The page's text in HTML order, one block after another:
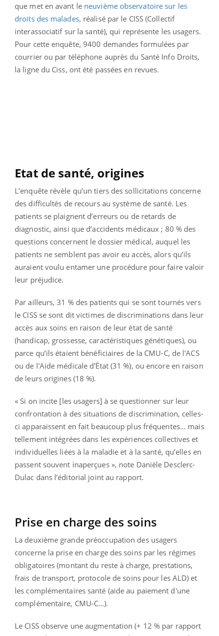
que met en avant le neuvième observatoire sur les
droits des malades, réalisé par le CISS (Collectif
interassociatif sur la santé), qui représente les usagers.
Pour cette enquête, 9400 demandes formulées par
courrier ou par téléphone auprès du Santé Info Droits,
la ligne du Ciss, ont été passées en revues.
Etat de santé, origines
L’enquête révèle qu’un tiers des sollicitations concerne
des difficultés de recours au système de santé. Les
patients se plaignent d’erreurs ou de retards de
diagnostic, ainsi que d’accidents médicaux ; 80 % des
questions concernent le dossier médical, auquel les
patients ne semblent pas avoir eu accès, alors qu’ils
auraient voulu entamer une procédure pour faire valoir
leur préjudice.
Par ailleurs, 31 % des patients qui se sont tournés vers
le CISS se sont dit victimes de discriminations dans leur
accès aux soins en raison de leur état de santé
(handicap, grossesse, caractéristiques génétiques), ou
parce qu’ils étaient bénéficiaires de la CMU-C, de l'ACS
ou de l'Aide médicale d'État (31 %), ou encore en raison
de leurs origines (18 %).
« Si on incite [les usagers] à se questionner sur leur
confrontation à des situations de discrimination, celles-
ci apparaissent en fait beaucoup plus fréquentes... mais
tellement intégrées dans les expériences collectives et
individuelles liées à la maladie et à la santé, qu’elles en
passent souvent inaperçues », note Danièle Desclerc-
Dulac dans l’éditorial joint au rapport.
Prise en charge des soins
La deuxième grande préoccupation des usagers
concerne la prise en charge des soins par les régimes
obligatoires (montant du reste à charge, prestations,
frais de transport, protocole de soins pour les ALD) et
les complémentaires santé (aide au paiement d'une
complémentaire, CMU-C…).
Le CISS observe une augmentation (+ 12 % par rapport